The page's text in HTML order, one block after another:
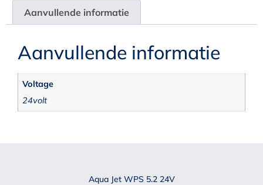
Aanvullende informatie
Aanvullende informatie
Voltage
24volt
Aqua Jet WPS 5.2 24V